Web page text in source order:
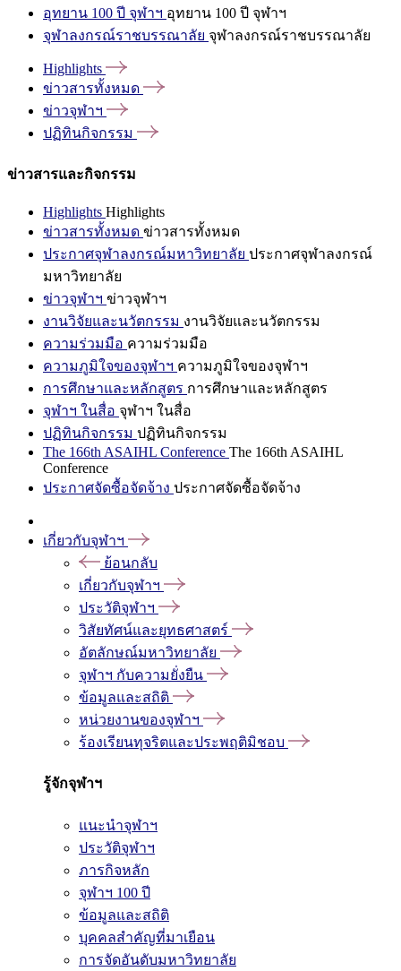
อุทยาน 100 ปี จุฬาฯ อุทยาน 100 ปี จุฬาฯ
จุฬาลงกรณ์ราชบรรณาลัย จุฬาลงกรณ์ราชบรรณาลัย
Highlights
ข่าวสารทั้งหมด
ข่าวจุฬาฯ
ปฏิทินกิจกรรม
ข่าวสารและกิจกรรม
Highlights Highlights
ข่าวสารทั้งหมด ข่าวสารทั้งหมด
ประกาศจุฬาลงกรณ์มหาวิทยาลัย ประกาศจุฬาลงกรณ์
มหาวิทยาลัย
ข่าวจุฬาฯ ข่าวจุฬาฯ
งานวิจัยและนวัตกรรม งานวิจัยและนวัตกรรม
ความร่วมมือ ความร่วมมือ
ความภูมิใจของจุฬาฯ ความภูมิใจของจุฬาฯ
การศึกษาและหลักสูตร การศึกษาและหลักสูตร
จุฬาฯ ในสื่อ จุฬาฯ ในสื่อ
ปฏิทินกิจกรรม ปฏิทินกิจกรรม
The 166th ASAIHL Conference The 166th ASAIHL
Conference
ประกาศจัดซื้อจัดจ้าง ประกาศจัดซื้อจัดจ้าง
เกี่ยวกับจุฬาฯ
ย้อนกลับ
เกี่ยวกับจุฬาฯ
ประวัติจุฬาฯ
วิสัยทัศน์และยุทธศาสตร์
อัตลักษณ์มหาวิทยาลัย
จุฬาฯ กับความยั่งยืน
ข้อมูลและสถิติ
หน่วยงานของจุฬาฯ
ร้องเรียนทุจริตและประพฤติมิชอบ
รู้จักจุฬาฯ
แนะนำจุฬาฯ
ประวัติจุฬาฯ
ภารกิจหลัก
จุฬาฯ 100 ปี
ข้อมูลและสถิติ
บุคคลสำคัญที่มาเยือน
การจัดอันดับมหาวิทยาลัย